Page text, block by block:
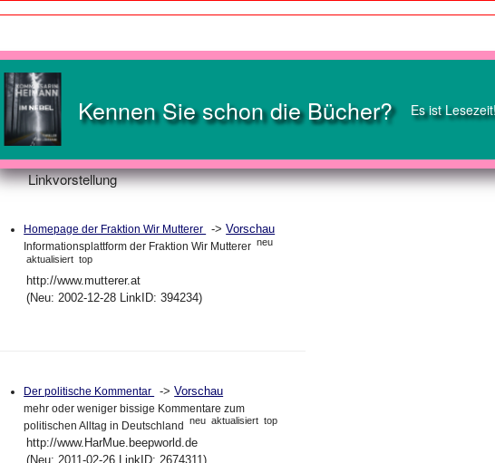
Kennen Sie schon die Bücher? Es ist
Linkvorstellung
Homepage der Fraktion Wir Mutterer ->Vorschau
Informationsplattform der Fraktion Wir Mutterer neu
aktualisiert top
http://www.mutterer.at
(Neu: 2002-12-28 LinkID: 394234)
Der politische Kommentar ->Vorschau
mehr oder weniger bissige Kommentare zum
politischen Alltag in Deutschland
neu aktualisiert top
http://www.HarMue.beepworld.de
(Neu: 2011-02-26 LinkID: 2674311)